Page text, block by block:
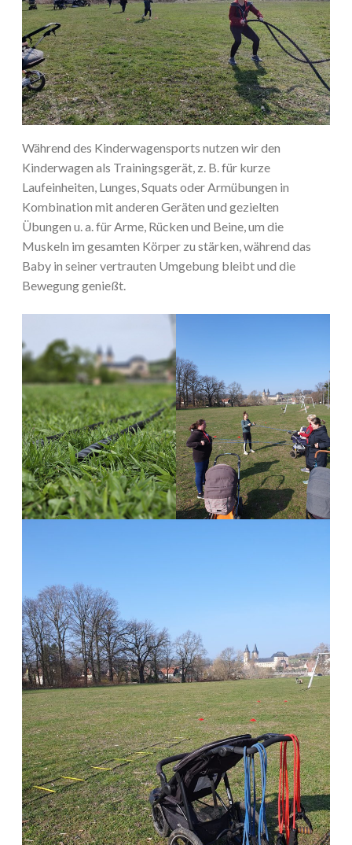
Während des Kinderwagensports nutzen wir den
Kinderwagen als Trainingsgerät, z. B. für kurze
Laufeinheiten, Lunges, Squats oder Armübungen in
Kombination mit anderen Geräten und gezielten
Übungen u. a. für Arme, Rücken und Beine, um die
Muskeln im gesamten Körper zu stärken, während das
Baby in seiner vertrauten Umgebung bleibt und die
Bewegung genießt.